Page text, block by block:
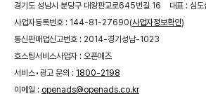
경기도 성남시 분당구 대왕판교로645번길 16
대표 : 심도
사업자등록번호 : 144-81-27690(사업자정보확인)
통신판매업신고번호 : 2014-경기성남-1023
호스팅서비스사업자 : 오픈애즈
서비스•광고 문의 : 1800-2198
이메일 : openads@openads.co.kr